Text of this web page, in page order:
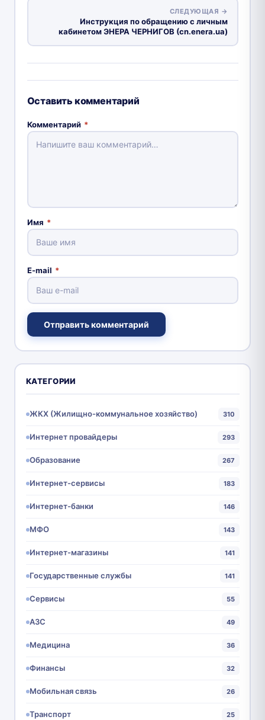
СЛЕДУЮЩАЯ →
Инструкция по обращению с личным
кабинетом ЭНЕРА ЧЕРНИГОВ (cn.enera.ua)
Оставить комментарий
Комментарий *
Имя *
E-mail *
Отправить комментарий
КАТЕГОРИИ
ЖКХ (Жилищно-коммунальное хозяйство) 310
Интернет провайдеры 293
Образование 267
Интернет-сервисы 183
Интернет-банки 146
МФО 143
Интернет-магазины 141
Государственные службы 141
Сервисы 55
АЗС 49
Медицина 36
Финансы 32
Мобильная связь 26
Транспорт 25